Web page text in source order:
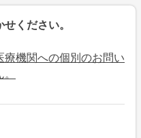
ください。
機関への個別のお問い